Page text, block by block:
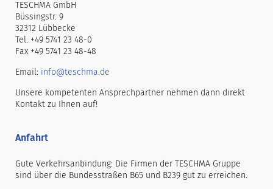
TESCHMA GmbH
Büssingstr. 9
32312 Lübbecke
Tel. +49 5741 23 48-0
Fax +49 5741 23 48-48
Email: info@teschma.de
Unsere kompetenten Ansprechpartner nehmen dann direkt
Kontakt zu Ihnen auf!
Anfahrt
Gute Verkehrsanbindung: Die Firmen der TESCHMA Gruppe
sind über die Bundesstraßen B65 und B239 gut zu erreichen.